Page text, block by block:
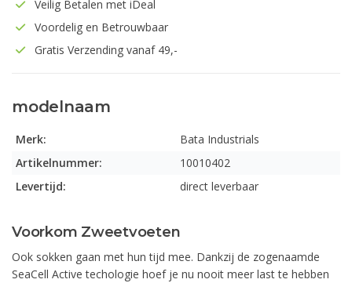
Veilig Betalen met iDeal
Voordelig en Betrouwbaar
Gratis Verzending vanaf 49,-
modelnaam
Merk:
Bata Industrials
Artikelnummer:
10010402
Levertijd:
direct leverbaar
Voorkom Zweetvoeten
Ook sokken gaan met hun tijd mee. Dankzij de zogenaamde
SeaCell Active techologie hoef je nu nooit meer last te hebben